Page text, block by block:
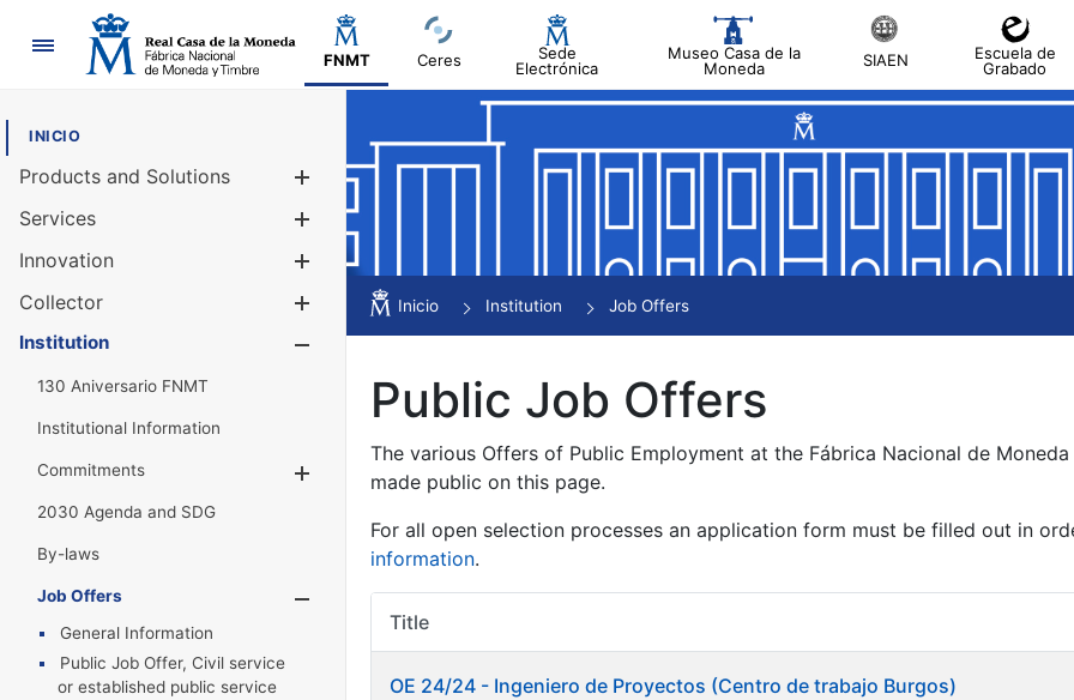
Navigation
FNMT Ceres
Sede
Electrónica
Museo Casa de la
Moneda
SIAEN
Escuela de
Grabado
INICIO
Products and Solutions
Services
Innovation
Collector
Show/Hide
Institution
130 Aniversario FNMT
Institutional Information
Commitments
Show/Hide
2030 Agenda and SDG
By-laws
Job Offers
Show/Hide
General Information
Public Job Offer, Civil service
or established public service
Inicio Institution Job Offers
Public Job Offers
The various Offers of Public Employment at the Fábrica Nacional de
made public on this page.
For all open selection processes an application form must be filled out in
information.
Title
OE 24/24 - Ingeniero de Proyectos (Centro de trabajo Burgos)